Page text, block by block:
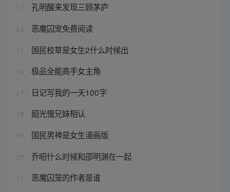
13 孔明醒来发现三顾茅庐
14 恶魔囚宠免费阅读
15 国民校草是女生2什么时候出
16 极品全能高手女主角
17 日记写我的一天100字
18 韶光慢兄妹相认
19 国民男神是女生漫画版
20 乔昭什么时候和邵明渊在一起
21 恶魔囚笼的作者是谁